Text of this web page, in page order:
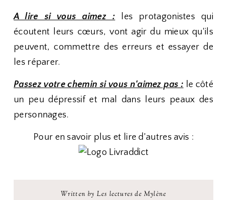
A lire si vous aimez : les protagonistes qui
écoutent leurs cœurs, vont agir du mieux qu'ils
peuvent, commettre des erreurs et essayer de
les réparer.
Passez votre chemin si vous n'aimez pas : le côté
un peu dépressif et mal dans leurs peaux des
personnages.
Pour en savoir plus et lire d'autres avis :
Written by Les lectures de Mylène